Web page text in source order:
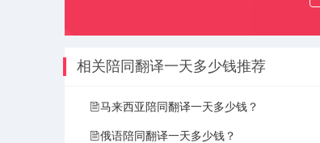
相关陪同翻译一天多少钱推荐
马来西亚陪同翻译一天多少钱？
俄语陪同翻译一天多少钱？